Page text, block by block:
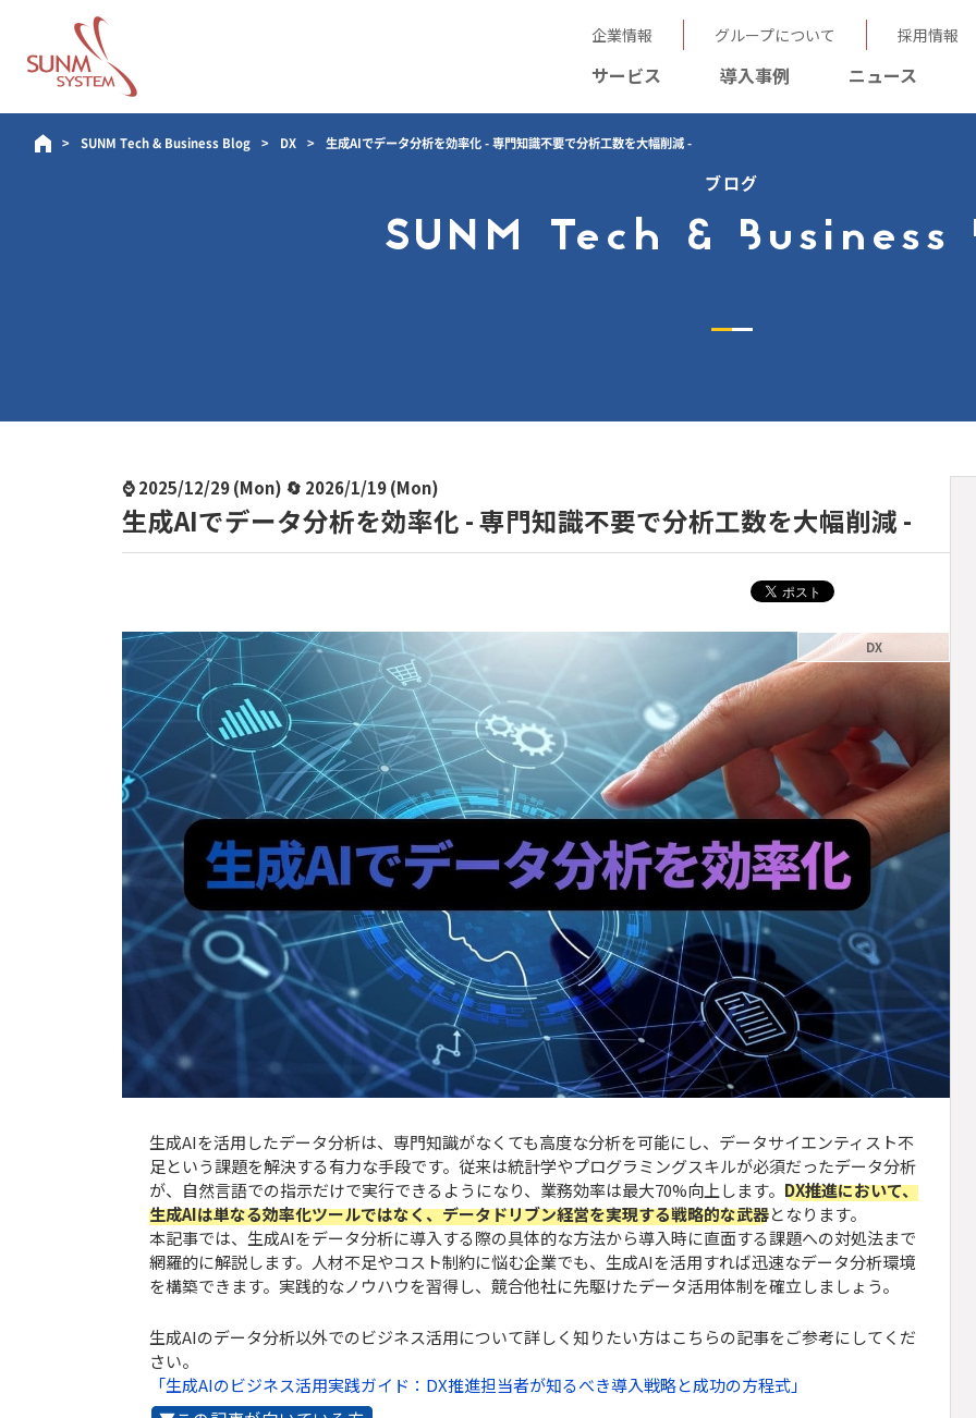
企業情報 グループについて 採用情報
サービス 導入事例 ニュース
SUNM Tech & Business Blog DX 生成AIでデータ分析を効率化 - 専門知識不要で分析工数を大幅削減 -
ブログ
SUNM Tech & Business
⌚ 2025/12/29 (Mon) 🔄 2026/1/19 (Mon)
生成AIでデータ分析を効率化 - 専門知識不要で分析工数を大幅削減 -
DX
生成AIを活用したデータ分析は、専門知識がなくても高度な分析を可能にし、データサイエンティスト不
足という課題を解決する有力な手段です。従来は統計学やプログラミングスキルが必須だったデータ分析
が、自然言語での指示だけで実行できるようになり、業務効率は最大70%向上します。 DX推進において、
生成AIは単なる効率化ツールではなく、データドリブン経営を実現する戦略的な武器となります。
本記事では、生成AIをデータ分析に導入する際の具体的な方法から導入時に直面する課題への対処法まで
網羅的に解説します。人材不足やコスト制約に悩む企業でも、生成AIを活用すれば迅速なデータ分析環境
を構築できます。実践的なノウハウを習得し、競合他社に先駆けたデータ活用体制を確立しましょう。
生成AIのデータ分析以外でのビジネス活用について詳しく知りたい方はこちらの記事をご参考にしてくだ
さい。
「生成AIのビジネス活用実践ガイド：DX推進担当者が知るべき導入戦略と成功の方程式」